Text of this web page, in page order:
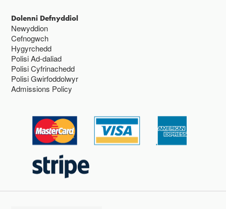
Dolenni Defnyddiol
Newyddion
Cefnogwch
Hygyrchedd
Polisi Ad-daliad
Polisi Cyfrinachedd
Polisi Gwirfoddolwyr
Admissions Policy